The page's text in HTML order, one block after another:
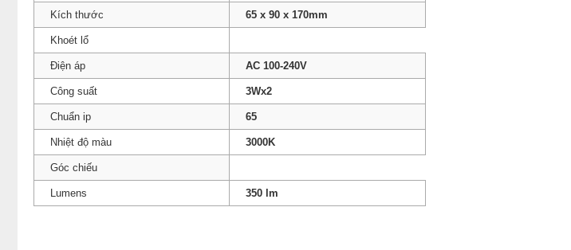
Kích thước 65 x 90 x 170mm
Khoét lổ
Điện áp AC 100-240V
Công suất 3Wx2
Chuẩn ip 65
Nhiệt độ màu 3000K
Góc chiếu
Lumens 350 lm